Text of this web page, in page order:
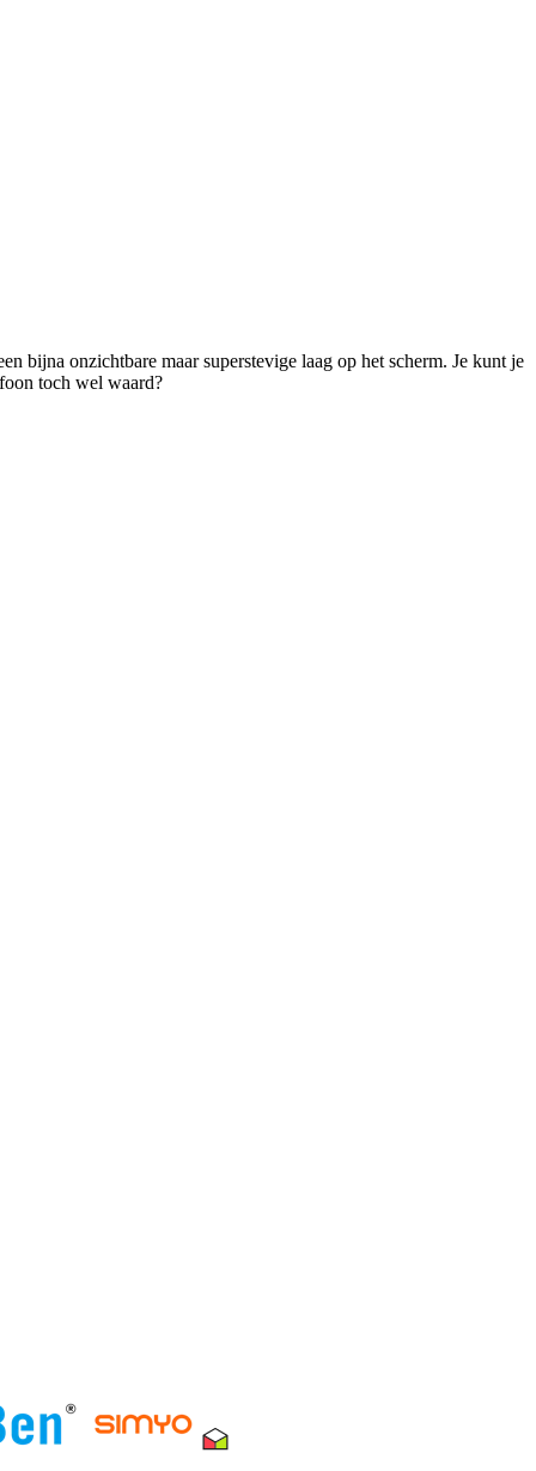
bijna onzichtbare maar superstevige laag op het scherm. Je kunt je
toch wel waard?